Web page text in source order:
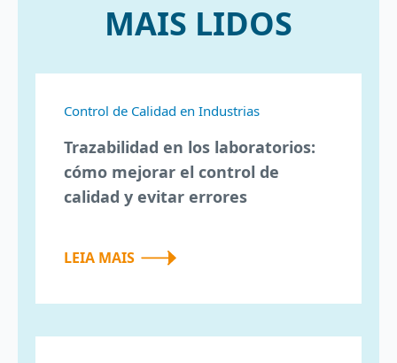
MAIS LIDOS
Control de Calidad en Industrias
Trazabilidad en los laboratorios:
cómo mejorar el control de
calidad y evitar errores
LEIA MAIS